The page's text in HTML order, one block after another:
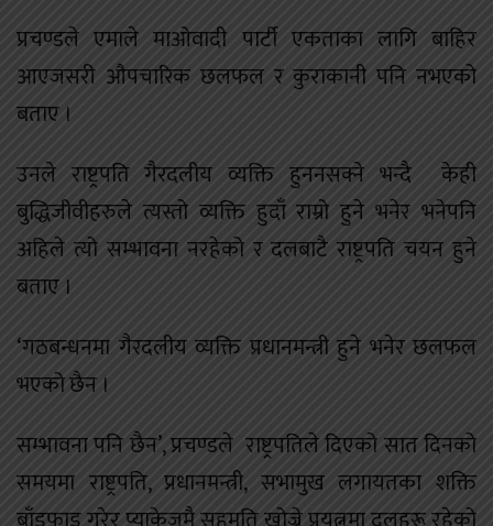
प्रचण्डले एमाले माओवादी पार्टी एकताका लागि बाहिर
आएजसरी औपचारिक छलफल र कुराकानी पनि नभएको
बताए ।
उनले राष्ट्रपति गैरदलीय व्यक्ति हुननसक्ने भन्दै केही
बुद्धिजीवीहरुले त्यस्तो व्यक्ति हुदाँ राम्रो हुने भनेर भनेपनि
अहिले त्यो सम्भावना नरहेको र दलबाटै राष्ट्रपति चयन हुने
बताए ।
‘गठबन्धनमा गैरदलीय व्यक्ति प्रधानमन्त्री हुने भनेर छलफल
भएको छैन ।
सम्भावना पनि छैन’, प्रचण्डले राष्ट्रपतिले दिएको सात दिनको
समयमा राष्ट्रपति, प्रधानमन्त्री, सभामुख लगायतका शक्ति